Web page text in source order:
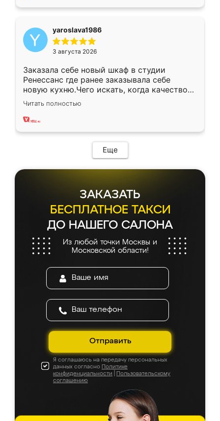
yaroslava1986
3 августа 2026
Заказала себе новый шкаф в студии
Ренессанс где ранее заказывала себе
новую кухню.Чего искать, когда качеством
вполне довольна. Служит кухня уже почти
два года, нареканий нет.
Читать полностью
Еще
ЗАКАЗАТЬ
БЕСПЛАТНОЕ ТАКСИ
ДО НАШЕГО САЛОНА
Из любой точки Москвы и
Московской области!
Отправить
Я соглашаюсь на передачу персональных
данных согласно Политике
конфиденциальности
Пользовательскому
соглашению